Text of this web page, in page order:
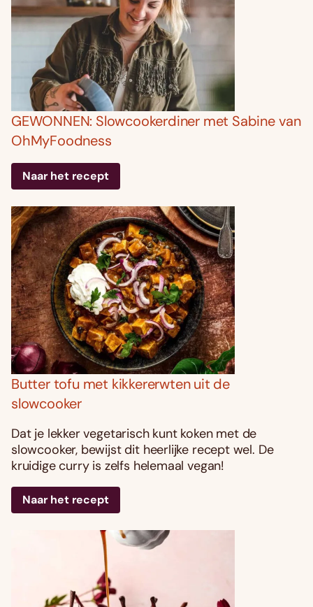
GEWONNEN: Slowcookerdiner met Sabine van
OhMyFoodness
Naar het recept
Butter tofu met kikkererwten uit de
slowcooker
Dat je lekker vegetarisch kunt koken met de
slowcooker, bewijst dit heerlijke recept wel. De
kruidige curry is zelfs helemaal vegan!
Naar het recept